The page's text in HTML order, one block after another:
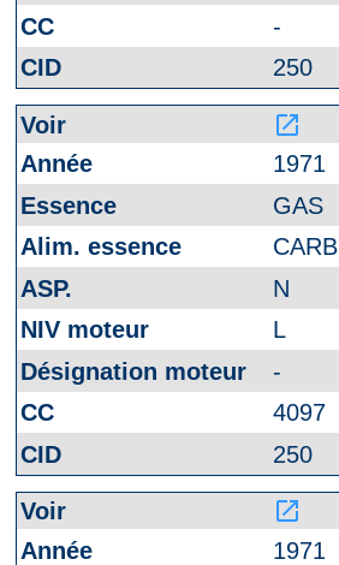
-
250
launch
1971
GAS
CARB
N
L
-
4097
250
launch
1971